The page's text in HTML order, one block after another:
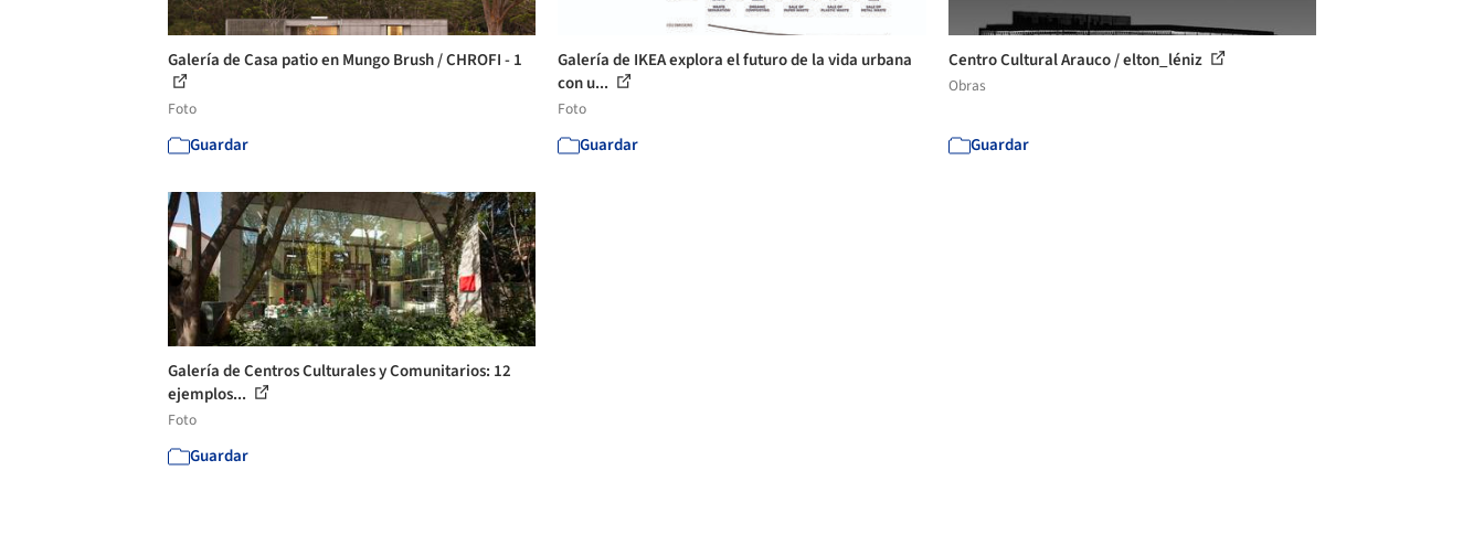
Galería de Casa patio en Mungo Brush / CHROFI - 1
Foto
Guardar
Galería de IKEA explora el futuro de la vida urbana
con u...
Foto
Guardar
Centro Cultural Arauco / elton_léniz
Obras
Guardar
Galería de Centros Culturales y Comunitarios: 12
ejemplos...
Foto
Guardar